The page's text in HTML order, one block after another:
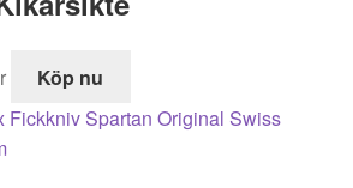
Köp nu